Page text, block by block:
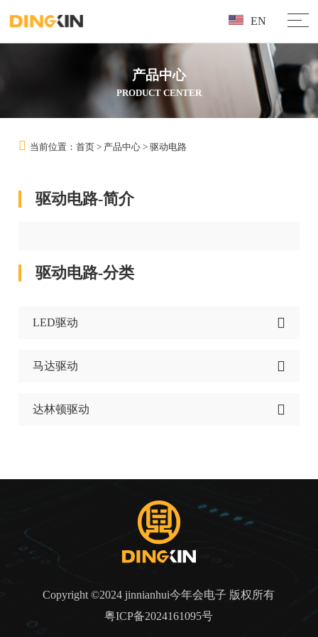
EN
产品中心
PRODUCT CENTER
当前位置：首页 > 产品中心 >驱动电路
驱动电路-简介
驱动电路-分类
LED驱动
马达驱动
达林顿驱动
Copyright ©2024 jinnianhui今年会电子 版权所有
粤ICP备2024161095号